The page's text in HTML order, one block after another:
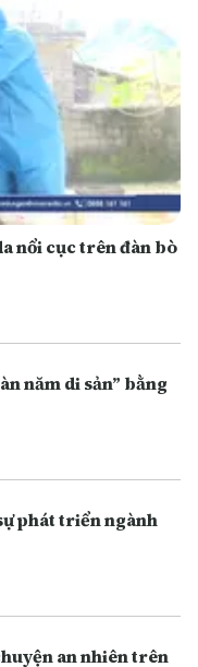
nổi cục trên đàn bò
năm di sản” bằng
phát triển ngành
an nhiên trên